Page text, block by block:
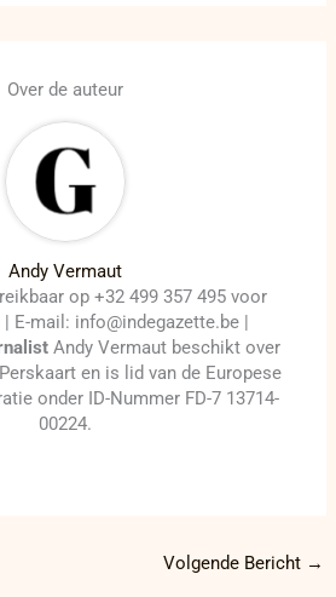
Over de auteur
Andy Vermaut
op +32 499 357 495 voor
E-mail: info@indegazette.be |
Andy Vermaut beschikt over
en is lid van de Europese
onder ID-Nummer FD-7 13714-
00224.
Volgende Bericht →